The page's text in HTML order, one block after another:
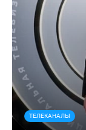
ТЕЛЕКАНАЛЫ